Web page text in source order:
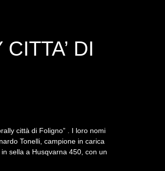
DI
città di Foligno” . I loro nomi
Tonelli, campione in carica
sella a Husqvarna 450, con un